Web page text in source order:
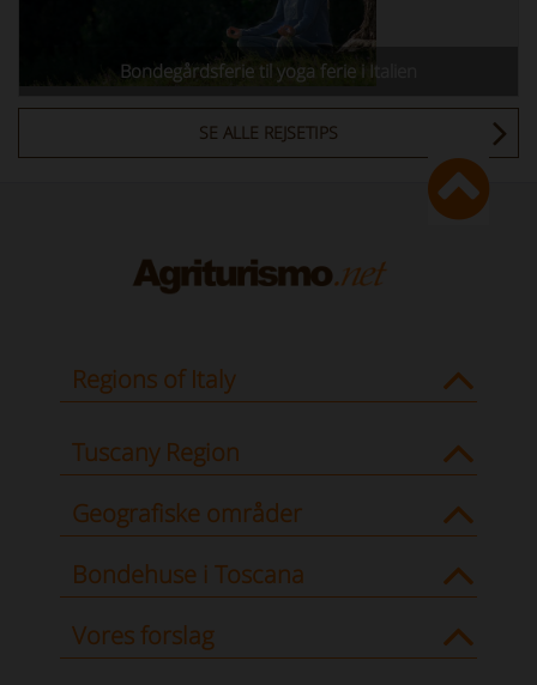
Bondegårdsferie til yoga ferie i Italien
SE ALLE REJSETIPS
Regions of Italy
Tuscany Region
Geografiske områder
Bondehuse i Toscana
Vores forslag